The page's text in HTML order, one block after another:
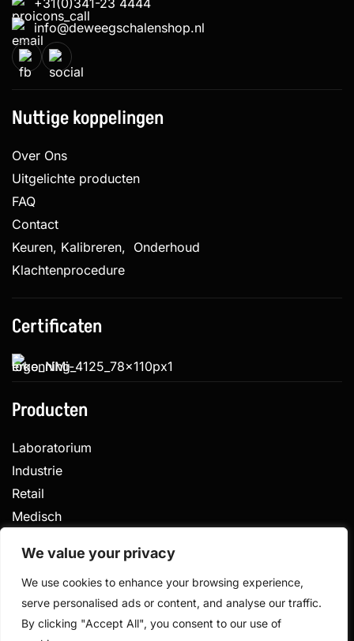
We value your privacy
We use cookies to enhance your browsing experience,
serve personalised ads or content, and analyse our traffic.
By clicking "Accept All", you consent to our use of
info@deweegschalenshop.nl
Nuttige koppelingen
Over Ons
Uitgelichte producten
FAQ
Contact
Keuren, Kalibreren, Onderhoud
Klachtenprocedure
Certificaten
Producten
Laboratorium
Industrie
Retail
Medisch
Privacy Algemene voorwaarden